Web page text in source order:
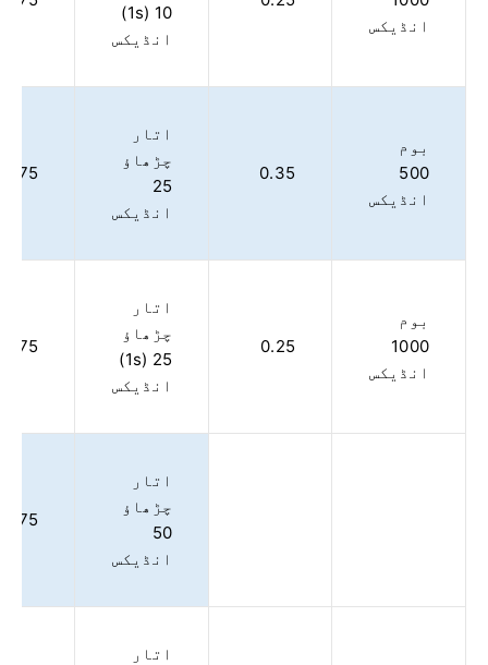
انڈیکس
10 (1s)
انڈیکس
بوم
500
انڈیکس
0.35
اتار
چڑھاؤ
25
انڈیکس
1.75
بوم
1000
انڈیکس
0.25
اتار
چڑھاؤ
25 (1s)
انڈیکس
1.75
اتار
چڑھاؤ
50
انڈیکس
3.75
اتار